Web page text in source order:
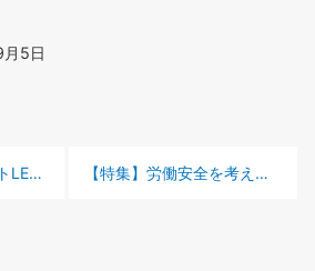
5日
の新型 次の記事 :
【特集】労働安全を考える 中央労働災害防止協会 安全管理士 加藤 雅章相談員インタビュー